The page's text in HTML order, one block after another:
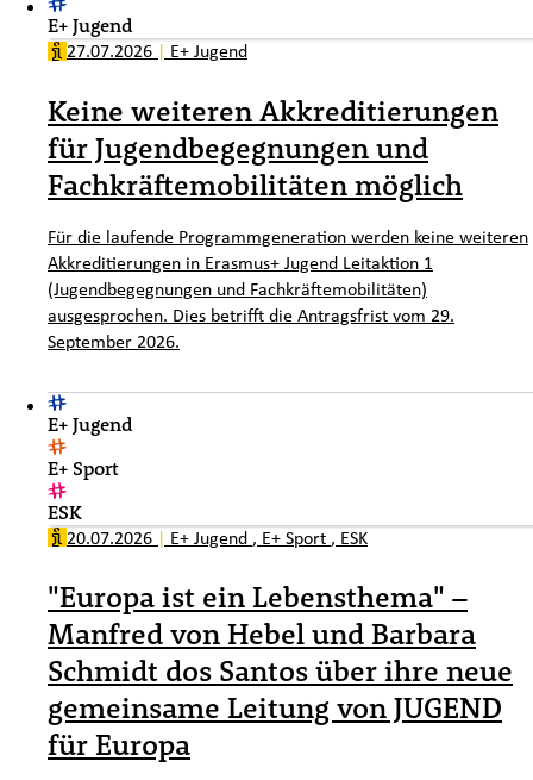
E+ Jugend
27.07.2026 | E+ Jugend
Keine weiteren Akkreditierungen
für Jugendbegegnungen und
Fachkräftemobilitäten möglich
Für die laufende Programmgeneration werden keine weiteren
Akkreditierungen in Erasmus+ Jugend Leitaktion 1
(Jugendbegegnungen und Fachkräftemobilitäten)
ausgesprochen. Dies betrifft die Antragsfrist vom 29.
September 2026.
E+ Jugend
E+ Sport
ESK
20.07.2026 | E+ Jugend , E+ Sport , ESK
"Europa ist ein Lebensthema" –
Manfred von Hebel und Barbara
Schmidt dos Santos über ihre neue
gemeinsame Leitung von JUGEND
für Europa